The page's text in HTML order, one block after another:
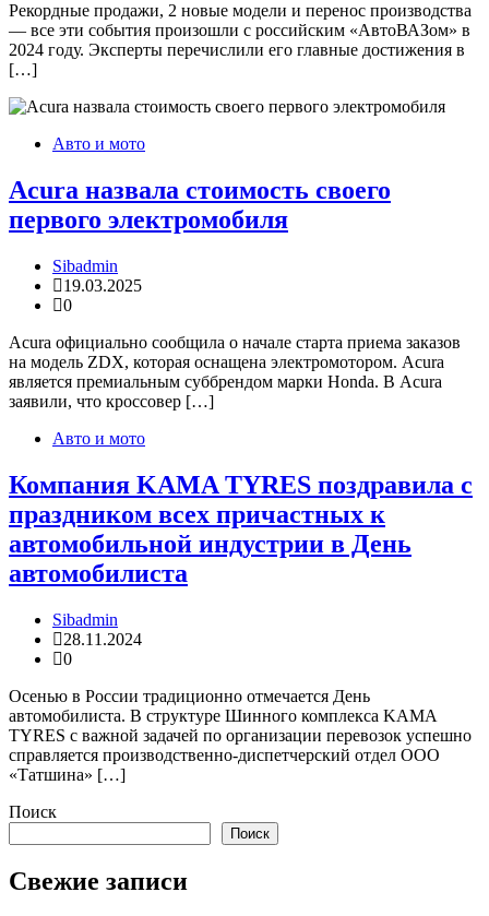
Рекордные продажи, 2 новые модели и перенос производства
— все эти события произошли с российским «АвтоВАЗом» в
2024 году. Эксперты перечислили его главные достижения в
[…]
Авто и мото
Acura назвала стоимость своего
первого электромобиля
Sibadmin
19.03.2025
0
Acura официально сообщила о начале старта приема заказов
на модель ZDX, которая оснащена электромотором. Acura
является премиальным суббрендом марки Honda. В Acura
заявили, что кроссовер […]
Авто и мото
Компания KAMA TYRES поздравила с
праздником всех причастных к
автомобильной индустрии в День
автомобилиста
Sibadmin
28.11.2024
0
Осенью в России традиционно отмечается День
автомобилиста. В структуре Шинного комплекса KAMA
TYRES с важной задачей по организации перевозок успешно
справляется производственно-диспетчерский отдел ООО
«Татшина» […]
Поиск
Поиск
Свежие записи